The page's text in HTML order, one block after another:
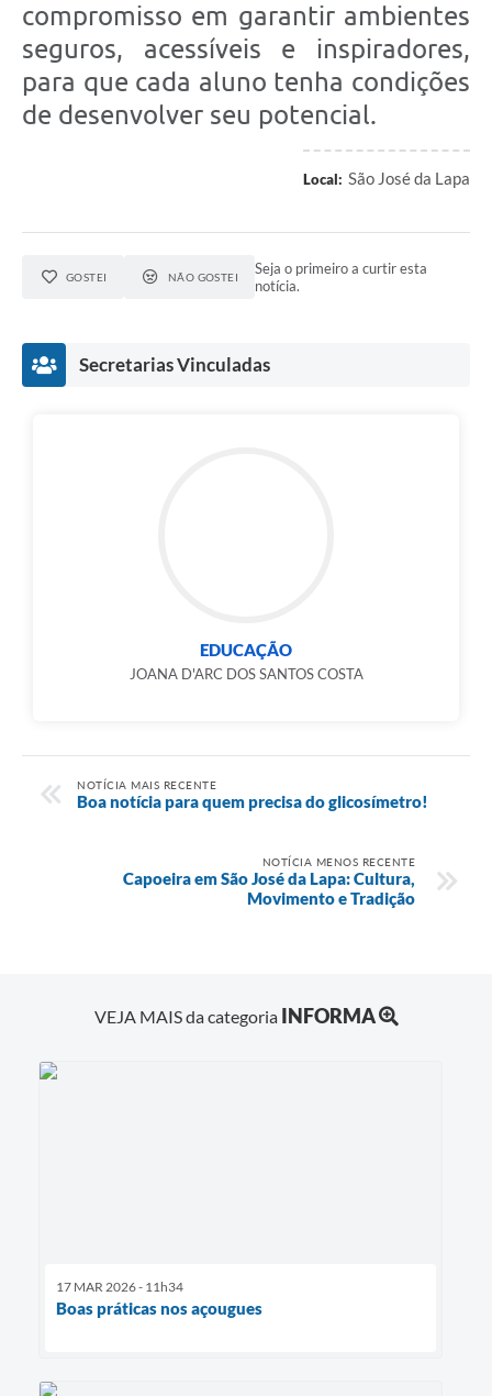
compromisso em garantir ambientes
seguros, acessíveis e inspiradores,
para que cada aluno tenha condições
de desenvolver seu potencial.
Local: São José da Lapa
GOSTEI NÃO GOSTEI
Seja o primeiro a curtir esta
notícia.
Secretarias Vinculadas
EDUCAÇÃO
JOANA D'ARC DOS SANTOS COSTA
NOTÍCIA MAIS RECENTE
Boa notícia para quem precisa do glicosímetro!
NOTÍCIA MENOS RECENTE
Capoeira em São José da Lapa: Cultura,
Movimento e Tradição
VEJA MAIS da categoria INFORMA
17 MAR 2026 - 11h34
Boas práticas nos açougues